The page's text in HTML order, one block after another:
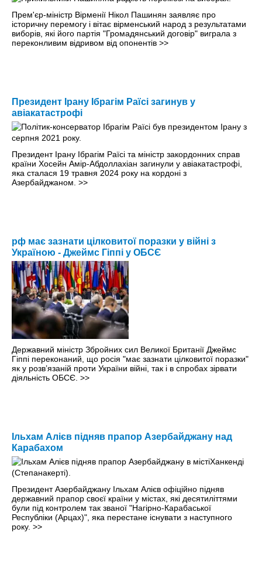
Прем'єр-міністр Вірменії Нікол Пашинян заявляє про
історичну перемогу і вітає вірменський народ з результатами
виборів, які його партія "Громадянський договір" виграла з
переконливим відривом від опонентів >>
Президент Ірану Ібрагім Раїсі загинув у
авіакатастрофі
Президент Ірану Ібрагім Раїсі та міністр закордонних справ
країни Хосейн Амір-Абдоллахіан загинули у авіакатастрофі,
яка сталася 19 травня 2024 року на кордоні з
Азербайджаном. >>
рф має зазнати цілковитої поразки у війні з
Україною - Джеймс Гіппі у ОБСЄ
Державний міністр Збройних сил Великої Британії Джеймс
Гіппі переконаний, що росія "має зазнати цілковитої поразки"
як у розв’язаній проти України війні, так і в спробах зірвати
діяльність ОБСЄ. >>
Ільхам Алієв підняв прапор Азербайджану над
Карабахом
Президент Азербайджану Ільхам Алієв офіційно підняв
державний прапор своєї країни у містах, які десятиліттями
були під контролем так званої "Нагірно-Карабаської
Республіки (Арцах)", яка перестане існувати з наступного
року. >>